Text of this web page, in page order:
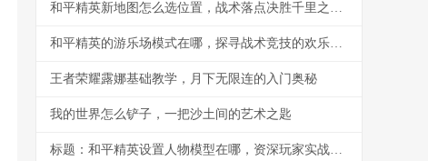
和平精英新地图怎么选位置，战术落点决胜千里之外副标题
和平精英的游乐场模式在哪，探寻战术竞技的欢乐实验场
王者荣耀露娜基础教学，月下无限连的入门奥秘
我的世界怎么铲子，一把沙土间的艺术之匙
标题：和平精英设置人物模型在哪，资深玩家实战课堂